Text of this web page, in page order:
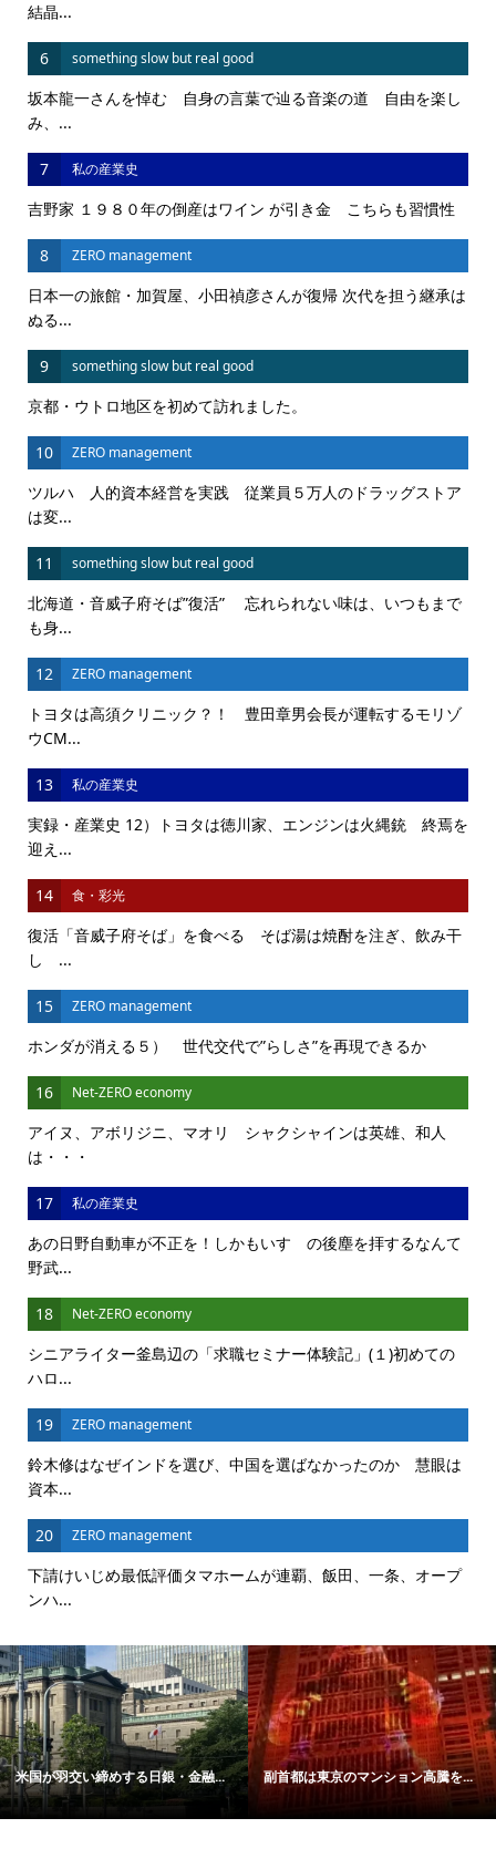
結晶...
6 something slow but real good
坂本龍一さんを悼む 自身の言葉で辿る音楽の道 自由を楽し
み、...
7 私の産業史
吉野家 １９８０年の倒産はワイン が引き金 こちらも習慣性
8 ZERO management
日本一の旅館・加賀屋、小田禎彦さんが復帰 次代を担う継承は
ぬる...
9 something slow but real good
京都・ウトロ地区を初めて訪れました。
10 ZERO management
ツルハ 人的資本経営を実践 従業員５万人のドラッグストア
は変...
11 something slow but real good
北海道・音威子府そば”復活” 忘れられない味は、いつもまで
も身...
12 ZERO management
トヨタは高須クリニック？！ 豊田章男会長が運転するモリゾ
ウCM...
13 私の産業史
実録・産業史 12）トヨタは徳川家、エンジンは火縄銃 終焉を
迎え...
14 食・彩光
復活「音威子府そば」を食べる そば湯は焼酎を注ぎ、飲み干
し ...
15 ZERO management
ホンダが消える５） 世代交代で”らしさ”を再現できるか
16 Net-ZERO economy
アイヌ、アボリジニ、マオリ シャクシャインは英雄、和人
は・・・
17 私の産業史
あの日野自動車が不正を！しかもいすゞの後塵を拝するなんて
野武...
18 Net-ZERO economy
シニアライター釜島辺の「求職セミナー体験記」(１)初めての
ハロ...
19 ZERO management
鈴木修はなぜインドを選び、中国を選ばなかったのか 慧眼は
資本...
20 ZERO management
下請けいじめ最低評価タマホームが連覇、飯田、一条、オープ
ンハ...
米国が羽交い締めする日銀・金融... 副首都は東京のマンション高騰を...